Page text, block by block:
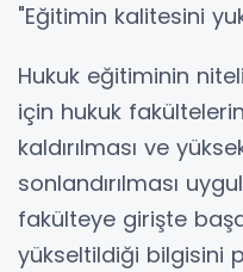
"Eğitimin kalitesini
Hukuk eğitiminin
için hukuk
kaldırılması ve
sonlandırılması
fakülteye girişte
yükseltildiği bilgisini